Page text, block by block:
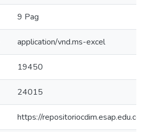
9 Pag
application/vnd.ms-excel
19450
24015
https://